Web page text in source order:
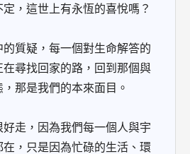
這世上有永恆的喜悅嗎？
質疑，每一個對生命解答的
尋找回家的路，回到那個與
那是我們的本來面目。
走，因為我們每一個人與宇
，只是因為忙碌的生活、環